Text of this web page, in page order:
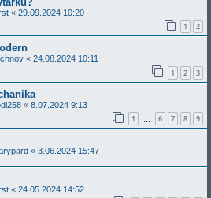
« 29.09.2024 10:20
1 2
« 24.08.2024 10:11
1 2 3
« 8.07.2024 9:13
1 6 7 8 9
« 3.06.2024 15:47
« 24.05.2024 14:52